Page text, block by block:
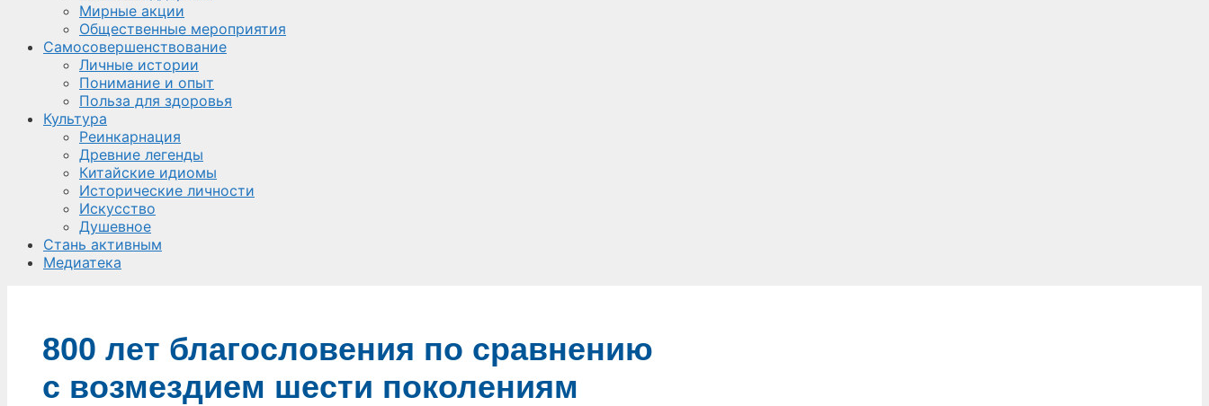
Мирные акции
Общественные мероприятия
Самосовершенствование
Личные истории
Понимание и опыт
Польза для здоровья
Культура
Реинкарнация
Древние легенды
Китайские идиомы
Исторические личности
Искусство
Душевное
Стань активным
Медиатека
800 лет благословения по сравнению
с возмездием шести поколениям